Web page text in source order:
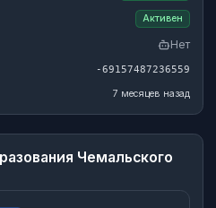
Активен
Нет
-69157487236559
7 месяцев назад
Чемальского